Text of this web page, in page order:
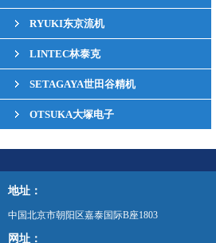
RYUKI东京流机
LINTEC林泰克
SETAGAYA世田谷精机
OTSUKA大塚电子
地址：
中国北京市朝阳区嘉泰国际B座1803
网址：